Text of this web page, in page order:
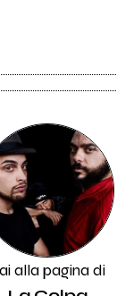
alla pagina di